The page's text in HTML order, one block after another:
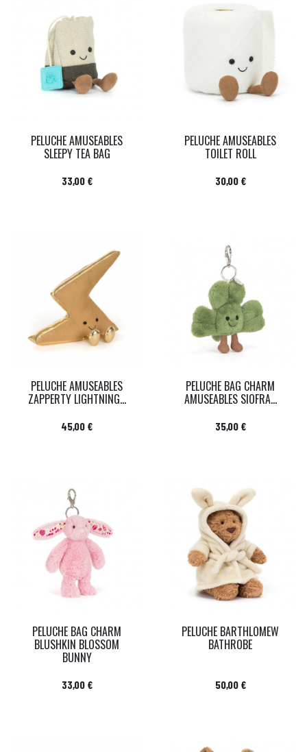
PELUCHE AMUSEABLES
SLEEPY TEA BAG
Prix
33,00 €
PELUCHE AMUSEABLES
TOILET ROLL
Prix
30,00 €
PELUCHE AMUSEABLES
ZAPPERTY LIGHTNING...
Prix
45,00 €
PELUCHE BAG CHARM
AMUSEABLES SIOFRA...
Prix
35,00 €
PELUCHE BAG CHARM
BLUSHKIN BLOSSOM
BUNNY
Prix
33,00 €
PELUCHE BARTHLOMEW
BATHROBE
Prix
50,00 €